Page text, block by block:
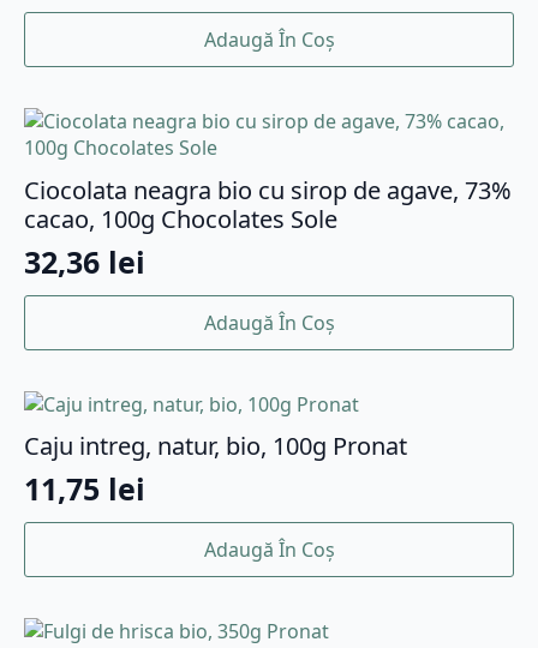
Adaugă În Coș
Ciocolata neagra bio cu sirop de agave, 73%
cacao, 100g Chocolates Sole
32,36 lei
Adaugă În Coș
Caju intreg, natur, bio, 100g Pronat
11,75 lei
Adaugă În Coș